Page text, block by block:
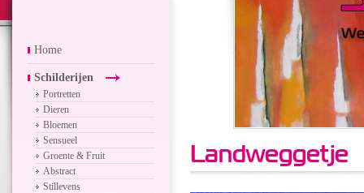
Home
Schilderijen
Portretten
Dieren
Bloemen
Sensueel
Groente & Fruit
Abstract
Stillevens
Landweggetje